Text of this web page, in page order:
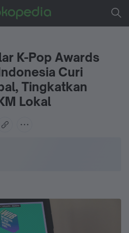
K-Pop Awards
Curi
Tingkatkan
Lokal